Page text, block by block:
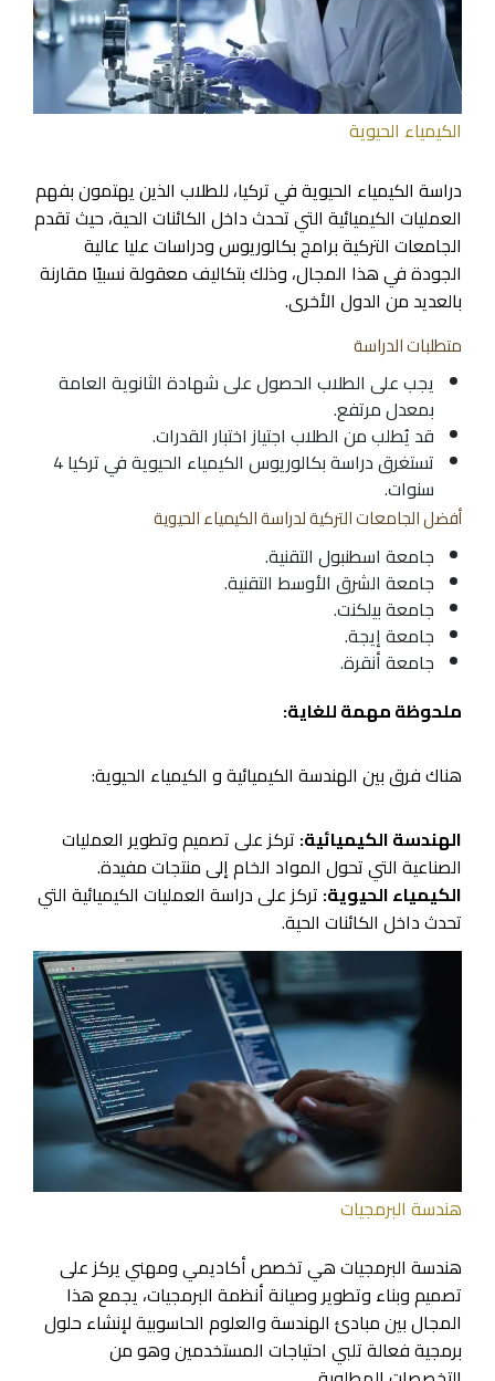
الكيمياء الحيوية
دراسة الكيمياء الحيوية في تركيا، للطلاب الذين يهتمون بفهم
العمليات الكيميائية التي تحدث داخل الكائنات الحية، حيث تقدم
الجامعات التركية برامج بكالوريوس ودراسات عليا عالية
الجودة في هذا المجال، وذلك بتكاليف معقولة نسبيًا مقارنة
بالعديد من الدول الأخرى.
متطلبات الدراسة
يجب على الطلاب الحصول على شهادة الثانوية العامة
بمعدل مرتفع.
قد يُطلب من الطلاب اجتياز اختبار القدرات.
تستغرق دراسة بكالوريوس الكيمياء الحيوية في تركيا 4
سنوات.
أفضل الجامعات التركية لدراسة الكيمياء الحيوية
جامعة اسطنبول التقنية.
جامعة الشرق الأوسط التقنية.
جامعة بيلكنت.
جامعة إيجة.
جامعة أنقرة.
ملحوظة مهمة للغاية:
هناك فرق بين الهندسة الكيميائية و الكيمياء الحيوية:
الهندسة الكيميائية: تركز على تصميم وتطوير العمليات
الصناعية التي تحول المواد الخام إلى منتجات مفيدة.
الكيمياء الحيوية: تركز على دراسة العمليات الكيميائية التي
تحدث داخل الكائنات الحية.
هندسة البرمجيات
هندسة البرمجيات هي تخصص أكاديمي ومهني يركز على
تصميم وبناء وتطوير وصيانة أنظمة البرمجيات، يجمع هذا
المجال بين مبادئ الهندسة والعلوم الحاسوبية لإنشاء حلول
برمجية فعالة تلبي احتياجات المستخدمين وهو من